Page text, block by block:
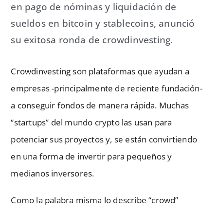
en pago de nóminas y liquidación de
sueldos en bitcoin y stablecoins, anunció
su exitosa ronda de crowdinvesting.
Crowdinvesting son plataformas que ayudan a
empresas -principalmente de reciente fundación-
a conseguir fondos de manera rápida. Muchas
“startups” del mundo crypto las usan para
potenciar sus proyectos y, se están convirtiendo
en una forma de invertir para pequeños y
medianos inversores.
Como la palabra misma lo describe “crowd”